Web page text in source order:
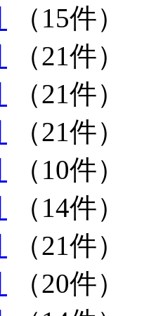
（15件）
（21件）
（21件）
（21件）
（10件）
（14件）
（21件）
（20件）